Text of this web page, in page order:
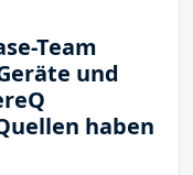
Team
und
haben